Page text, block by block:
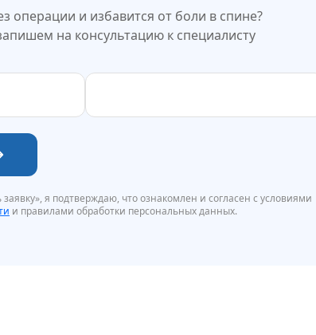
операции и избавится от боли в спине?
на консультацию к специалисту
я подтверждаю, что ознакомлен и согласен с условиями
и правилами обработки персональных данных.